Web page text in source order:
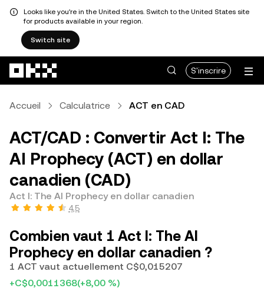
Looks like you're in the United States. Switch to the United States site
for products available in your region.
Switch site
S'inscrire
Accueil Calculatrice ACT en CAD
ACT/CAD : Convertir Act I: The
AI Prophecy (ACT) en dollar
canadien (CAD)
Act I: The AI Prophecy en dollar canadien
4,5
Combien vaut 1 Act I: The AI
Prophecy en dollar canadien ?
1 ACT vaut actuellement C$0,015207
+C$0,0011368(+8,00 %)